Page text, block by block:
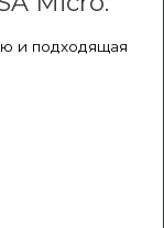
и подходящая